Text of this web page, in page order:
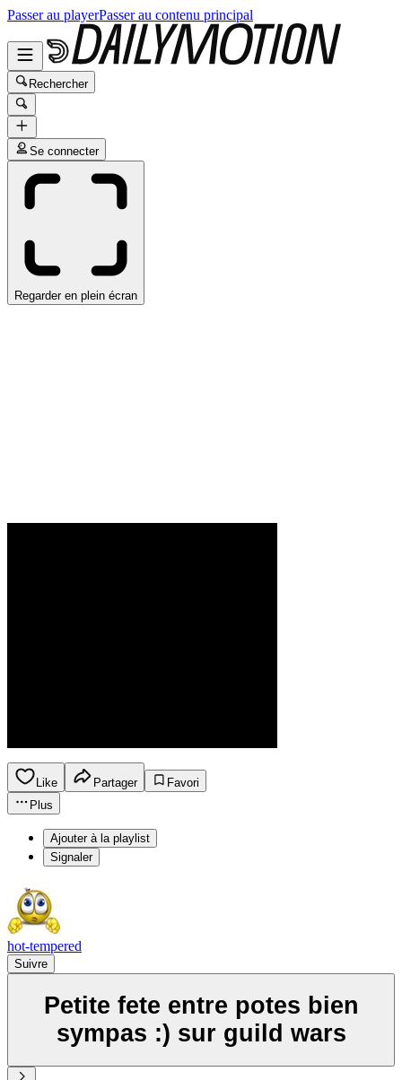
Passer au playerPasser au contenu principal
Rechercher
Se connecter
Regarder en plein écran
Like Partager
Favori
Plus
Ajouter à la playlist
Signaler
hot-tempered
Suivre
Petite fete entre potes bien
sympas :) sur guild wars